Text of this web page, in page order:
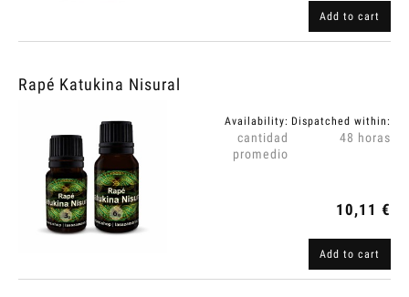
Add to cart
Rapé Katukina Nisural
Availability:
cantidad
promedio
Dispatched within:
48 horas
10,11 €
Add to cart